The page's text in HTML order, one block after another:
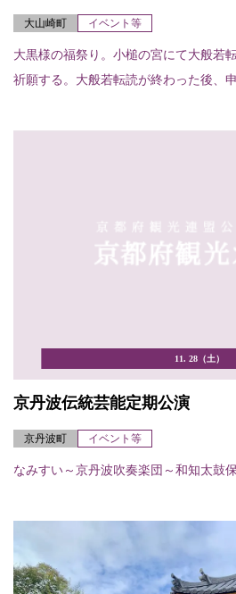
大山崎町 イベント等
大黒様の福祭り。小槌の宮にて大般若
祈願する。大般若転読が終わった後、
11. 28（土）
京丹波伝統芸能定期公演
京丹波町 イベント等
なみすい～京丹波吹奏楽団～和知太鼓